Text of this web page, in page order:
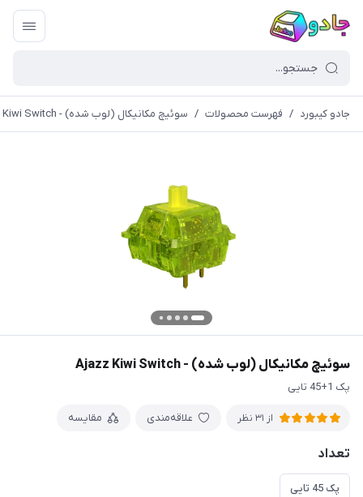
جادو کیبورد / فهرست محصولات / سوئیچ مکانیکال (لوب شده) - Ajazz Kiwi Switch
سوئیچ مکانیکال (لوب شده) - Ajazz Kiwi Switch
پک 1+45 تایی
از 31 نظر علاقه‌مندی مقایسه
تعداد
پک 45 تایی